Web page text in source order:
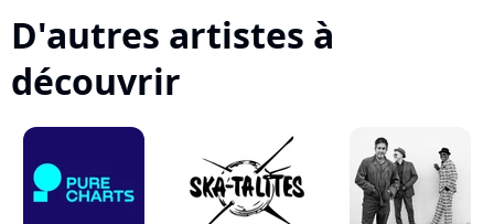
D'autres artistes à
découvrir